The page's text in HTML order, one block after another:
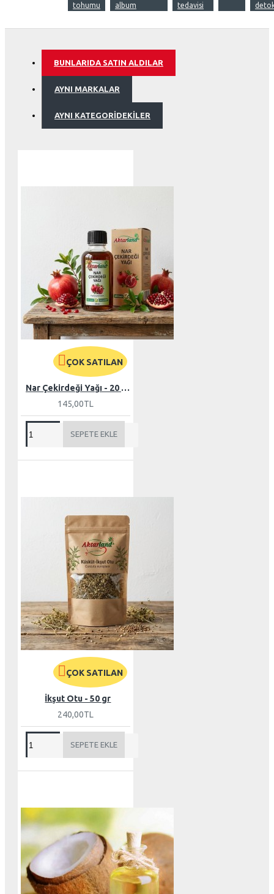
tohumu
album
tedavisi
BUNLARIDA SATIN ALDILAR
AYNI MARKALAR
AYNI KATEGORIDEKILER
ÇOK SATILAN
Nar Çekirdeği Yağı - 20 ml
145,00TL
SEPETE EKLE
ÇOK SATILAN
İkşut Otu - 50 gr
240,00TL
SEPETE EKLE